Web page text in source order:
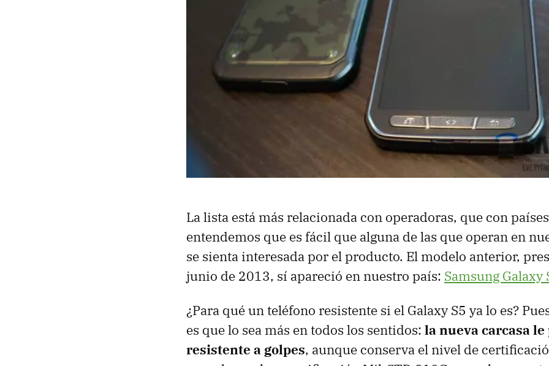
La lista está más relacionada con operadoras, que con
entendemos que es fácil que alguna de las que operan en
se sienta interesada por el producto. El modelo anterior,
junio de 2013, sí apareció en nuestro país: Samsung Galaxy
¿Para qué un teléfono resistente si el Galaxy S5 ya lo es?
es que lo sea más en todos los sentidos: la nueva carcasa
resistente a golpes, aunque conserva el nivel de